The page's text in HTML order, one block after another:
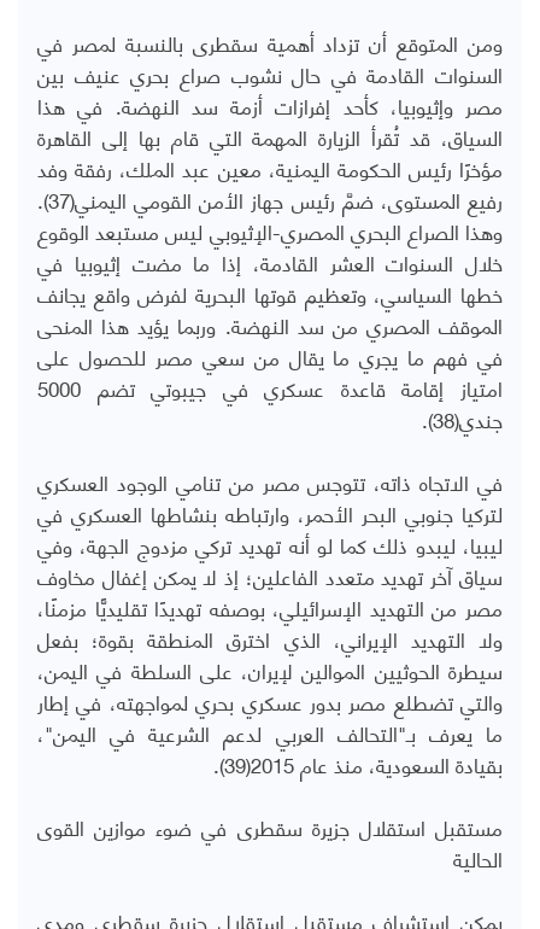
ومن المتوقع أن تزداد أهمية سقطرى بالنسبة لمصر في
السنوات القادمة في حال نشوب صراع بحري عنيف بين
مصر وإثيوبيا، كأحد إفرازات أزمة سد النهضة. في هذا
السياق، قد تُقرأ الزيارة المهمة التي قام بها إلى القاهرة
مؤخرًا رئيس الحكومة اليمنية، معين عبد الملك، رفقة وفد
رفيع المستوى، ضمَّ رئيس جهاز الأمن القومي اليمني(37).
وهذا الصراع البحري المصري-الإثيوبي ليس مستبعد الوقوع
خلال السنوات العشر القادمة، إذا ما مضت إثيوبيا في
خطها السياسي، وتعظيم قوتها البحرية لفرض واقع يجانف
الموقف المصري من سد النهضة. وربما يؤيد هذا المنحى
في فهم ما يجري ما يقال من سعي مصر للحصول على
امتياز إقامة قاعدة عسكري في جيبوتي تضم 5000
جندي(38).
في الاتجاه ذاته، تتوجس مصر من تنامي الوجود العسكري
لتركيا جنوبي البحر الأحمر، وارتباطه بنشاطها العسكري في
ليبيا، ليبدو ذلك كما لو أنه تهديد تركي مزدوج الجهة، وفي
سياق آخر تهديد متعدد الفاعلين؛ إذ لا يمكن إغفال مخاوف
مصر من التهديد الإسرائيلي، بوصفه تهديدًا تقليديًّا مزمنًا،
ولا التهديد الإيراني، الذي اخترق المنطقة بقوة؛ بفعل
سيطرة الحوثيين الموالين لإيران، على السلطة في اليمن،
والتي تضطلع مصر بدور عسكري بحري لمواجهته، في إطار
ما يعرف بـ"التحالف العربي لدعم الشرعية في اليمن"،
بقيادة السعودية، منذ عام 2015(39).
مستقبل استقلال جزيرة سقطرى في ضوء موازين القوى
الحالية
يمكن استشراف مستقبل استقلال جزيرة سقطرى ومدى